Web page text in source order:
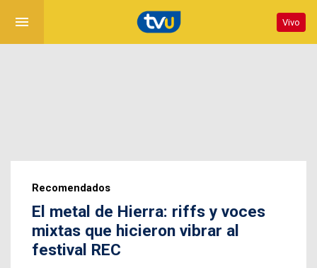
menu Vivo
Recomendados
El metal de Hierra: riffs y voces
mixtas que hicieron vibrar al
festival REC